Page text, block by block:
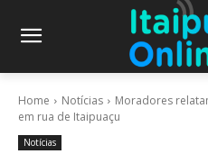
Home Notícias
Moradores
em rua de Itaipuaçu
Notícias